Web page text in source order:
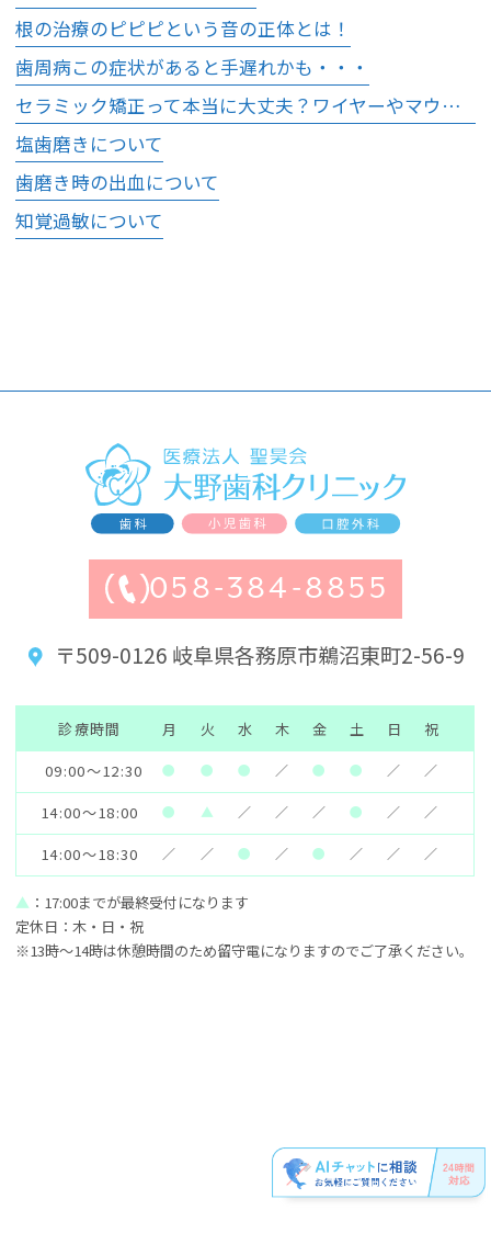
根の治療のピピピという音の正体とは！
歯周病この症状があると手遅れかも・・・
セラミック矯正って本当に大丈夫？ワイヤーやマウスピース矯正との違いと注意点
塩歯磨きについて
歯磨き時の出血について
知覚過敏について
058-384-8855
〒509-0126 岐阜県各務原市鵜沼東町2-56-9
診療時間 月 火 水 木 金 土 日
祝
09:00～12:30
● ● ● ／ ● ● ／ ／
14:00～18:00 ● ▲ ／ ／ ／ ● ／ ／
14:00～18:30 ／ ／ ● ／ ● ／ ／ ／
▲ ：17:00までが最終受付になります
定休日：木・日・祝
※13時～14時は休憩時間のため留守電になりますのでご了承ください。